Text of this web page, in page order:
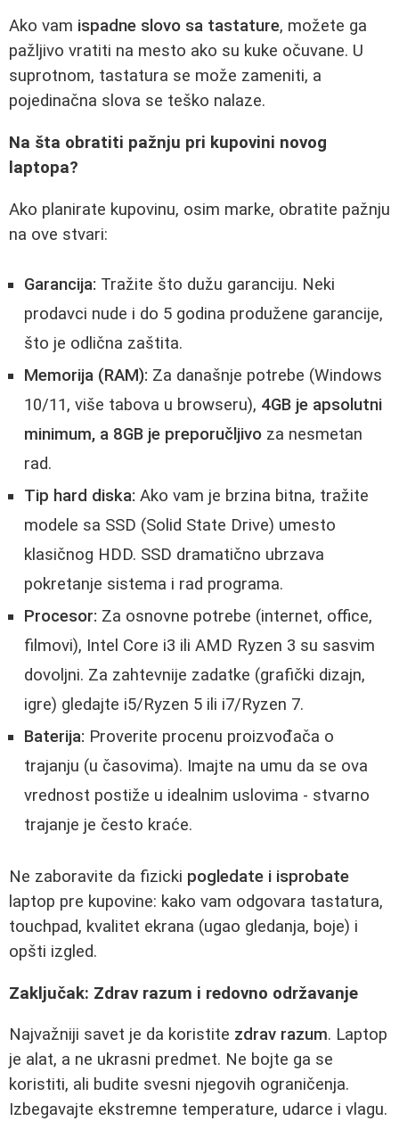
Ako vam ispadne slovo sa tastature, možete ga
pažljivo vratiti na mesto ako su kuke očuvane. U
suprotnom, tastatura se može zameniti, a
pojedinačna slova se teško nalaze.
Na šta obratiti pažnju pri kupovini novog
laptopa?
Ako planirate kupovinu, osim marke, obratite pažnju
na ove stvari:
Garancija: Tražite što dužu garanciju. Neki
prodavci nude i do 5 godina produžene garancije,
što je odlična zaštita.
Memorija (RAM): Za današnje potrebe (Windows
10/11, više tabova u browseru), 4GB je apsolutni
minimum, a 8GB je preporučljivo za nesmetan
rad.
Tip hard diska: Ako vam je brzina bitna, tražite
modele sa SSD (Solid State Drive) umesto
klasičnog HDD. SSD dramatično ubrzava
pokretanje sistema i rad programa.
Procesor: Za osnovne potrebe (internet, office,
filmovi), Intel Core i3 ili AMD Ryzen 3 su sasvim
dovoljni. Za zahtevnije zadatke (grafički dizajn,
igre) gledajte i5/Ryzen 5 ili i7/Ryzen 7.
Baterija: Proverite procenu proizvođača o
trajanju (u časovima). Imajte na umu da se ova
vrednost postiže u idealnim uslovima - stvarno
trajanje je često kraće.
Ne zaboravite da fizicki pogledate i isprobate
laptop pre kupovine: kako vam odgovara tastatura,
touchpad, kvalitet ekrana (ugao gledanja, boje) i
opšti izgled.
Zaključak: Zdrav razum i redovno održavanje
Najvažniji savet je da koristite zdrav razum. Laptop
je alat, a ne ukrasni predmet. Ne bojte ga se
koristiti, ali budite svesni njegovih ograničenja.
Izbegavajte ekstremne temperature, udarce i vlagu.